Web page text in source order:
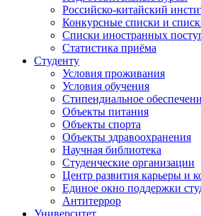
Российско-китайский
Конкурсные списки и
Списки иностранных
Статистика приёма
Студенту
Условия проживания
Условия обучения
Стипендиальное
Объекты питания
Объекты спорта
Объекты здравоохранения
Научная библиотека
Студенческие организации
Центр развития карьеры и
Единое окно поддержки
Антитеррор
Университет